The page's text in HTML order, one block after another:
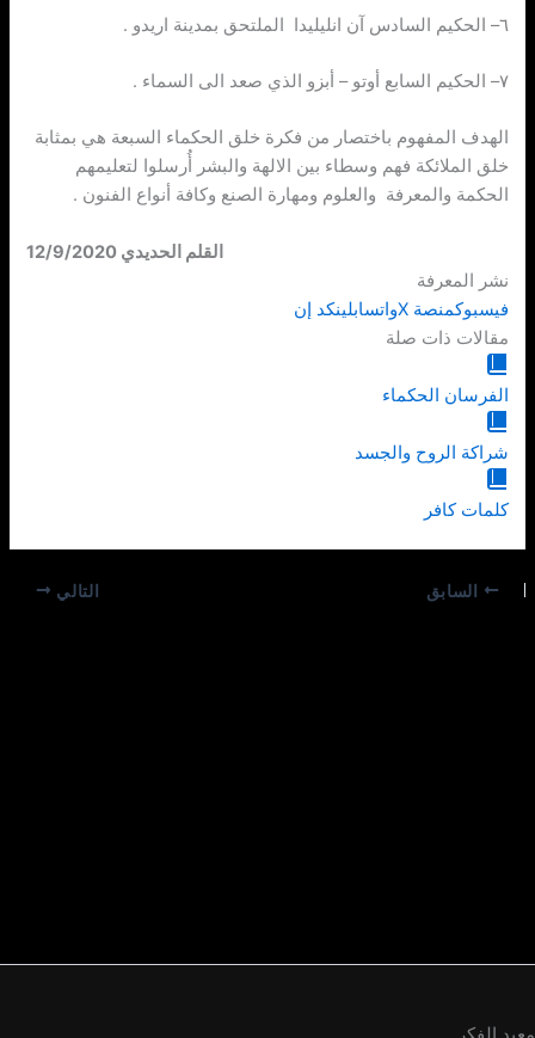
٦– الحكيم السادس آن انليليدا الملتحق بمدينة اريدو .
٧– الحكيم السابع أوتو – أبزو الذي صعد الى السماء .
الهدف المفهوم باختصار من فكرة خلق الحكماء السبعة هي بمثابة
خلق الملائكة فهم وسطاء بين الالهة والبشر أُرسلوا لتعليمهم
الحكمة والمعرفة والعلوم ومهارة الصنع وكافة أنواع الفنون .
القلم الحديدي 12/9/2020
نشر المعرفة
فيسبوكمنصة X واتسابلينكد إن
مقالات ذات صلة
الفرسان الحكماء
شراكة الروح والجسد
كلمات كافر
السابق التالي